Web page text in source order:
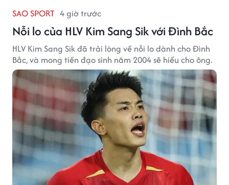
SAO SPORT 4 giờ trước
Nỗi lo của HLV Kim Sang Sik với Đình Bắc
HLV Kim Sang Sik đã trải lòng về nỗi lo dành cho Đình
Bắc, và mong tiền đạo sinh năm 2004 sẽ hiểu cho ông.